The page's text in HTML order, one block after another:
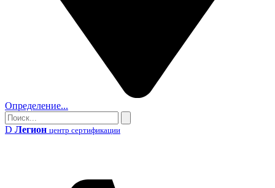
Определение...
Поиск
Поиск
D Легион центр сертификации